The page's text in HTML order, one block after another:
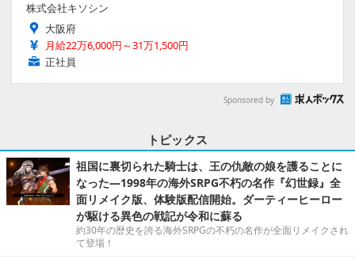
株式会社キソシン
大阪府
月給22万6,000円～31万1,500円
正社員
Sponsored by
トピックス
祖国に裏切られた騎士は、王の仇敵の娘を護ることに
なった―1998年の海外SRPG不朽の名作『幻世録』全
面リメイク版、体験版配信開始。ダーティーヒーロー
が駆ける異色の戦記が令和に蘇る
約30年の歴史を誇る海外SRPGの不朽の名作が全面リメイクされ
て登場！